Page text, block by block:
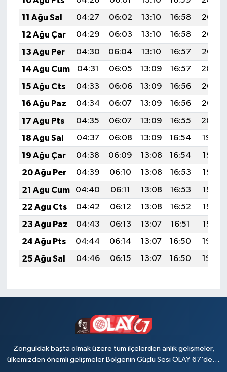
11 Ağu Sal
04:27 06:02 13:10 16:58
20:08
12 Ağu Çar
04:29 06:03 13:10 16:58
20:07
13 Ağu Per
04:30 06:04 13:10 16:57
20:05
14 Ağu Cum
04:31 06:05 13:09 16:57
20:04
15 Ağu Cts
04:33 06:06 13:09 16:56
20:03
16 Ağu Paz
04:34 06:07 13:09 16:56
20:02
17 Ağu Pts
04:35 06:07 13:09 16:55
20:00
18 Ağu Sal
04:37 06:08 13:09 16:54
19:59
19 Ağu Çar
04:38 06:09 13:08 16:54
19:57
20 Ağu Per
04:39 06:10 13:08 16:53
19:56
21 Ağu Cum
04:40 06:11 13:08 16:53
19:55
22 Ağu Cts
04:42 06:12 13:08 16:52
19:53
23 Ağu Paz
04:43 06:13 13:07 16:51
19:52
24 Ağu Pts
04:44 06:14 13:07 16:50
19:50
25 Ağu Sal
04:46 06:15 13:07 16:50 19:49
Zonguldak başta olmak üzere tüm ilçelerden anlık gelişmeler,
ülkemizden önemli gelişmeler Bölgenin Güçlü Sesi OLAY 67’de…